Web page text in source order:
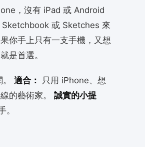
，沒有 iPad 或 Android
Sketchbook 或 Sketches 來
你手上只有一支手機，又想
是首選。
適合：
只用 iPhone、想
的藝術家。 誠實的小提